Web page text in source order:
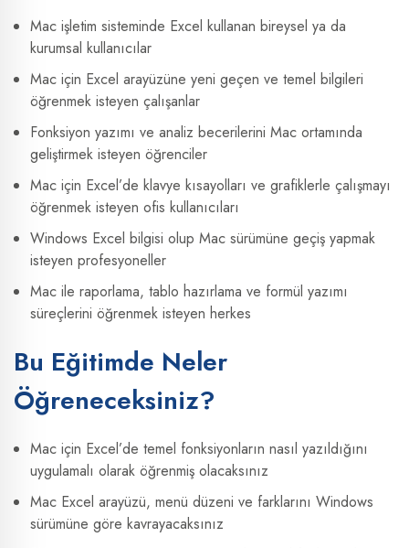
Mac işletim sisteminde Excel kullanan bireysel ya da
kurumsal kullanıcılar
Mac için Excel arayüzüne yeni geçen ve temel bilgileri
öğrenmek isteyen çalışanlar
Fonksiyon yazımı ve analiz becerilerini Mac ortamında
geliştirmek isteyen öğrenciler
Mac için Excel’de klavye kısayolları ve grafiklerle çalışmayı
öğrenmek isteyen ofis kullanıcıları
Windows Excel bilgisi olup Mac sürümüne geçiş yapmak
isteyen profesyoneller
Mac ile raporlama, tablo hazırlama ve formül yazımı
süreçlerini öğrenmek isteyen herkes
Bu Eğitimde Neler
Öğreneceksiniz?
Mac için Excel’de temel fonksiyonların nasıl yazıldığını
uygulamalı olarak öğrenmiş olacaksınız
Mac Excel arayüzü, menü düzeni ve farklarını Windows
sürümüne göre kavrayacaksınız